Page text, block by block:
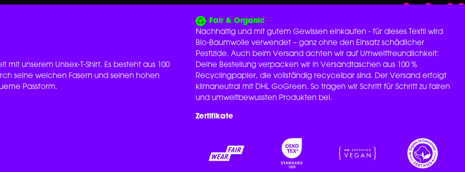
unserem Unisex-T-Shirt. Es besteht aus 100
seine weichen Fasern und seinen hohen
Passform.
Fair & Organic
Nachhaltig und mit gutem Gewissen einkaufen - für dieses Textil wird
Bio-Baumwolle verwendet – ganz ohne den Einsatz schädlicher
Pestizide. Auch beim Versand achten wir auf Umweltfreundlichkeit:
Deine Bestellung verpacken wir in Versandtaschen aus 100 %
Recyclingpapier, die vollständig recycelbar sind. Der Versand erfolgt
klimaneutral mit DHL GoGreen. So tragen wir Schritt für Schritt zu fairen
und umweltbewussten Produkten bei.
Zertifikate